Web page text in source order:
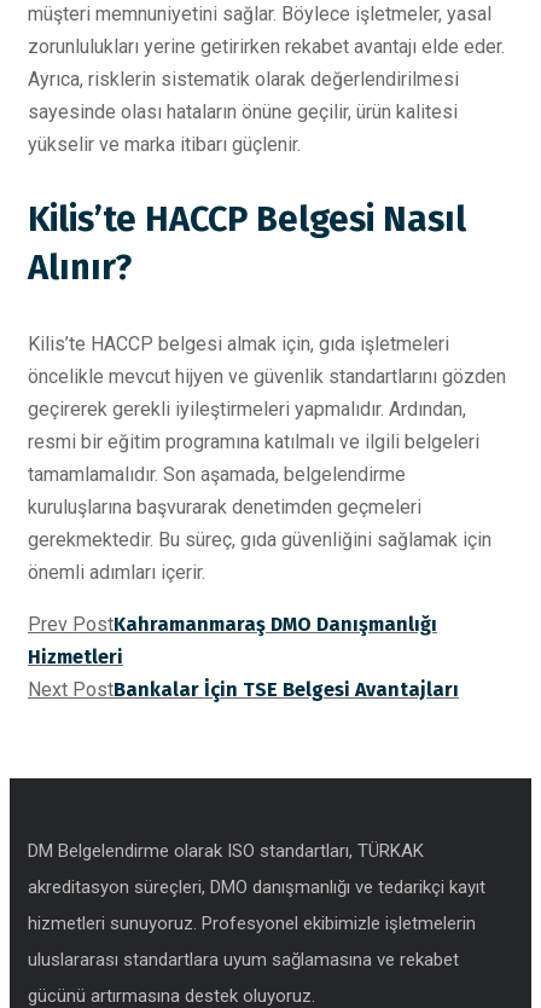
müşteri memnuniyetini sağlar. Böylece işletmeler, yasal
zorunlulukları yerine getirirken rekabet avantajı elde eder.
Ayrıca, risklerin sistematik olarak değerlendirilmesi
sayesinde olası hataların önüne geçilir, ürün kalitesi
yükselir ve marka itibarı güçlenir.
Kilis’te HACCP Belgesi Nasıl
Alınır?
Kilis’te HACCP belgesi almak için, gıda işletmeleri
öncelikle mevcut hijyen ve güvenlik standartlarını gözden
geçirerek gerekli iyileştirmeleri yapmalıdır. Ardından,
resmi bir eğitim programına katılmalı ve ilgili belgeleri
tamamlamalıdır. Son aşamada, belgelendirme
kuruluşlarına başvurarak denetimden geçmeleri
gerekmektedir. Bu süreç, gıda güvenliğini sağlamak için
önemli adımları içerir.
Prev PostKahramanmaraş DMO Danışmanlığı
Hizmetleri
Next PostBankalar İçin TSE Belgesi Avantajları
DM Belgelendirme olarak ISO standartları, TÜRKAK
akreditasyon süreçleri, DMO danışmanlığı ve tedarikçi kayıt
hizmetleri sunuyoruz. Profesyonel ekibimizle işletmelerin
uluslararası standartlara uyum sağlamasına ve rekabet
gücünü artırmasına destek oluyoruz.